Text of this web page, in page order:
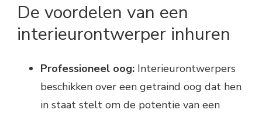
De voordelen van een
interieurontwerper inhuren
Professioneel oog: Interieurontwerpers
beschikken over een getraind oog dat hen
in staat stelt om de potentie van een